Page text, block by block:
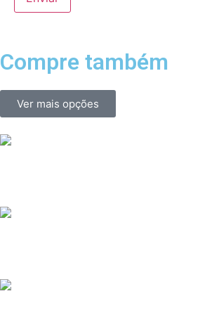
Compre também
Ver mais opções